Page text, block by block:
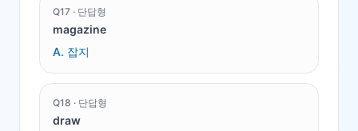
Q17 · 단답형
magazine
A. 잡지
Q18 · 단답형
draw